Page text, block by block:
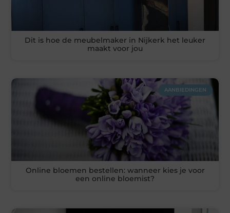
Dit is hoe de meubelmaker in Nijkerk het leuker
maakt voor jou
AANBIEDINGEN
Online bloemen bestellen: wanneer kies je voor
een online bloemist?